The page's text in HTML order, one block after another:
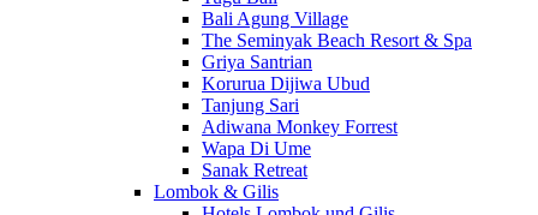
Bali Agung Village
The Seminyak Beach Resort & Spa
Griya Santrian
Korurua Dijiwa Ubud
Tanjung Sari
Adiwana Monkey Forrest
Wapa Di Ume
Sanak Retreat
Lombok & Gilis